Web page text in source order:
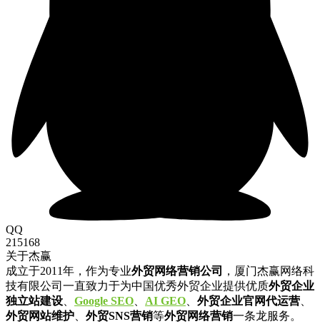
QQ
215168
关于杰赢
成立于2011年，作为专业外贸网络营销公司
，厦门杰赢网络科
技有限公司一直致力于为中国优秀外贸企业提供优质外贸企业
独立站建设
Google SEO AI GEO 外贸企业官网代运营
外贸网站维护
外贸SNS营销等外贸网络营销一条龙服务。